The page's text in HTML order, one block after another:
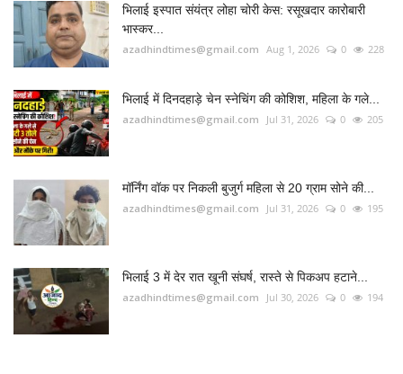
भिलाई इस्पात संयंत्र लोहा चोरी केस: रसूखदार कारोबारी
भास्कर...
azadhindtimes@gmail.com Aug 1, 2026 0 228
भिलाई में दिनदहाड़े चेन स्नेचिंग की कोशिश, महिला के गले...
azadhindtimes@gmail.com Jul 31, 2026 0 205
मॉर्निंग वॉक पर निकली बुजुर्ग महिला से 20 ग्राम सोने की...
azadhindtimes@gmail.com Jul 31, 2026 0 195
भिलाई 3 में देर रात खूनी संघर्ष, रास्ते से पिकअप हटाने...
azadhindtimes@gmail.com Jul 30, 2026 0 194